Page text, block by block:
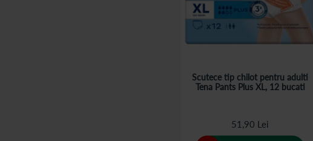
Scutece tip chilot pentru adulti
Tena Pants Plus XL, 12 bucati
51,90 Lei